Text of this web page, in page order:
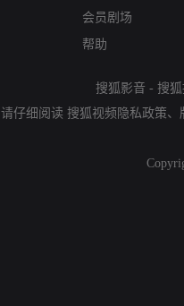
会员剧场
帮助
搜狐影音 - 搜
请仔细阅读 搜狐视频隐私政策、